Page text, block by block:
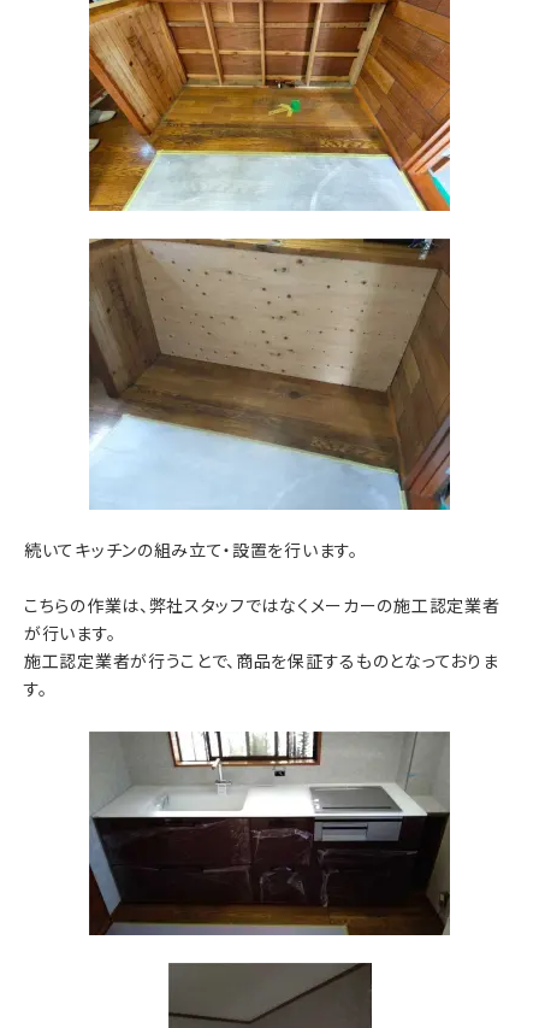
続いてキッチンの組み立て・設置を行います。
こちらの作業は、弊社スタッフではなくメーカーの施工認定業者
が行います。
施工認定業者が行うことで、商品を保証するものとなっておりま
す。